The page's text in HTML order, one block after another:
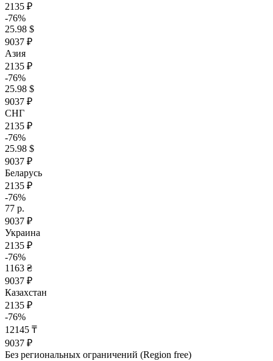
2135 ₽
-76%
25.98 $
9037 ₽
Азия
2135 ₽
-76%
25.98 $
9037 ₽
СНГ
2135 ₽
-76%
25.98 $
9037 ₽
Беларусь
2135 ₽
-76%
77 р.
9037 ₽
Украина
2135 ₽
-76%
1163 ₴
9037 ₽
Казахстан
2135 ₽
-76%
12145 ₸
9037 ₽
Без региональных ограничений (Region free)